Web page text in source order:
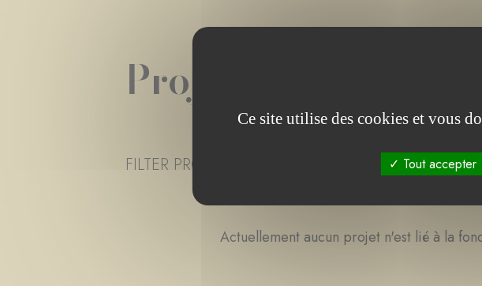
Projet(s) de la
FILTER PROJECT STATUS EN COURS
Actuellement aucun projet n'est lié à la
Ce site utilise des cookies et vous
Tout accepter